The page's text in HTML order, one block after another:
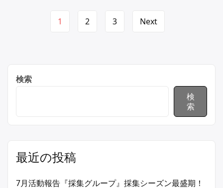
1 2 3 Next
検索
検
索
最近の投稿
7月活動報告『採集グループ』採集シーズン最盛期！